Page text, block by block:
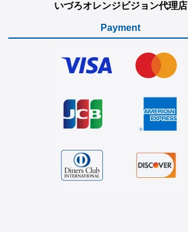
いづろオレンジビジョン代理店
Payment